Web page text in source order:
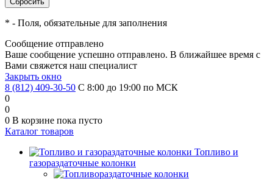
* - Поля, обязательные для заполнения
Сообщение отправлено
Ваше сообщение успешно отправлено. В ближайшее время с
Вами свяжется наш специалист
Закрыть окно
8 (812) 409-30-50 С 8:00 до 19:00 по МСК
0
0
0 В корзине пока пусто
Каталог товаров
Топливо и
газораздаточные колонки